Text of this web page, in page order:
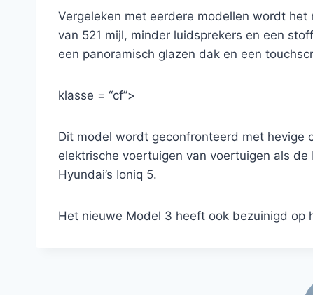
Vergeleken met eerdere modellen wordt
van 521 mijl, minder luidsprekers en een
een panoramisch glazen dak en een
klasse = “cf”>
Dit model wordt geconfronteerd met
elektrische voertuigen van voertuigen als de
Hyundai’s Ioniq 5.
Het nieuwe Model 3 heeft ook bezuinigd